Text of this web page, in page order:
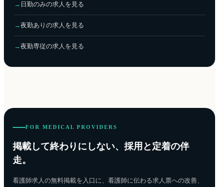
→ 日勤のみの求人を見る
→夜勤ありの求人を見る
→夜勤専従の求人を見る
FOR MEDICAL PROVIDERS
掲載して終わりにしない、採用と定着の伴
走。
看護師求人の無料掲載を入口に、看護師に伝わる求人票への改善、